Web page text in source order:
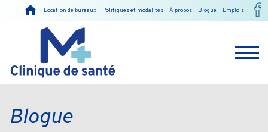
Location de bureaux Politiques et modalités À propos Blogue Emplois
Blogue